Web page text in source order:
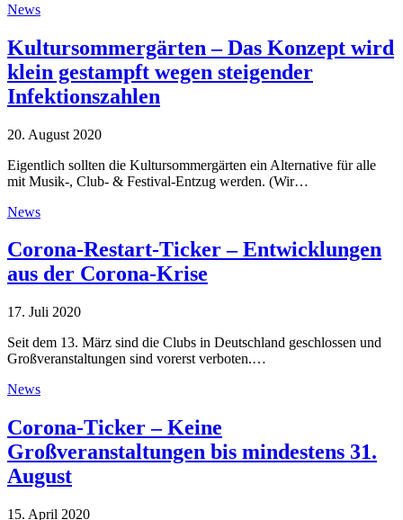
News
Kultursommergärten – Das Konzept wird
klein gestampft wegen steigender
Infektionszahlen
20. August 2020
Eigentlich sollten die Kultursommergärten ein Alternative für alle
mit Musik-, Club- & Festival-Entzug werden. (Wir…
News
Corona-Restart-Ticker – Entwicklungen
aus der Corona-Krise
17. Juli 2020
Seit dem 13. März sind die Clubs in Deutschland geschlossen und
Großveranstaltungen sind vorerst verboten.…
News
Corona-Ticker – Keine
Großveranstaltungen bis mindestens 31.
August
15. April 2020